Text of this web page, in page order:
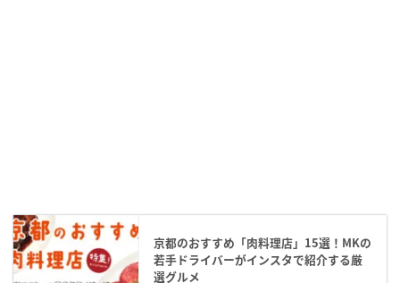
京都のおすすめ「肉料理店」15選！MKの
若手ドライバーがインスタで紹介する厳
選グルメ